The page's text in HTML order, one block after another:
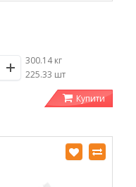
300.14 кг
/225.33 шт
Купити